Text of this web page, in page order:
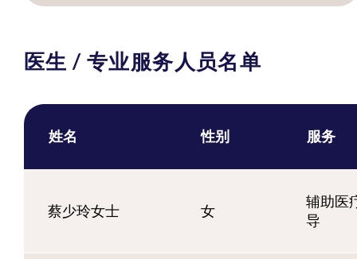
医生 / 专业服务人员名单
姓名 性别 服务
蔡少玲女士 女
辅助医
导